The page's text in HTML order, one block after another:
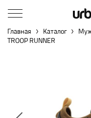
Главная Каталог
TROOP RUNNER